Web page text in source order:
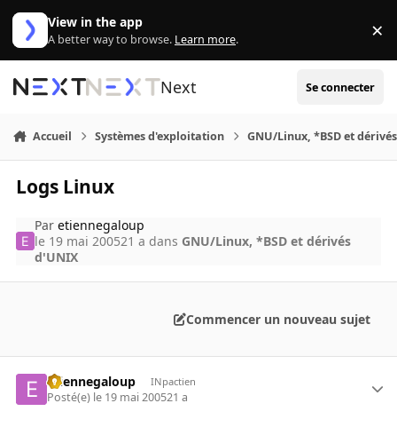
Aller au contenu
View in the app
A better way to browse. Learn more. ×
Next Se connecter
Accueil Systèmes d'exploitation GNU/Linux, *BSD et
Logs Linux
Paretiennegaloup
le 19 mai 200521 a dans GNU/Linux, *BSD et dérivés
d'UNIX
Commencer un nouveau sujet
etiennegaloup INpactien
Posté(e) le 19 mai 200521 a